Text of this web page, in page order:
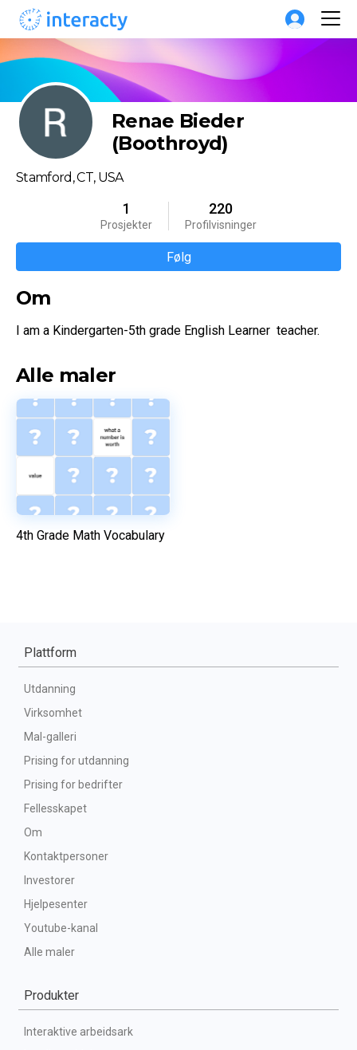
Renae Bieder
(Boothroyd)
Stamford, CT, USA
1
Prosjekter
220
Profilvisninger
Følg
Om
I am a Kindergarten-5th grade English Learner  teacher.
Alle maler
4th Grade Math Vocabulary
Plattform
Utdanning
Virksomhet
Mal-galleri
Prising for utdanning
Prising for bedrifter
Fellesskapet
Om
Kontaktpersoner
Investorer
Hjelpesenter
Youtube-kanal
Alle maler
Produkter
Interaktive arbeidsark